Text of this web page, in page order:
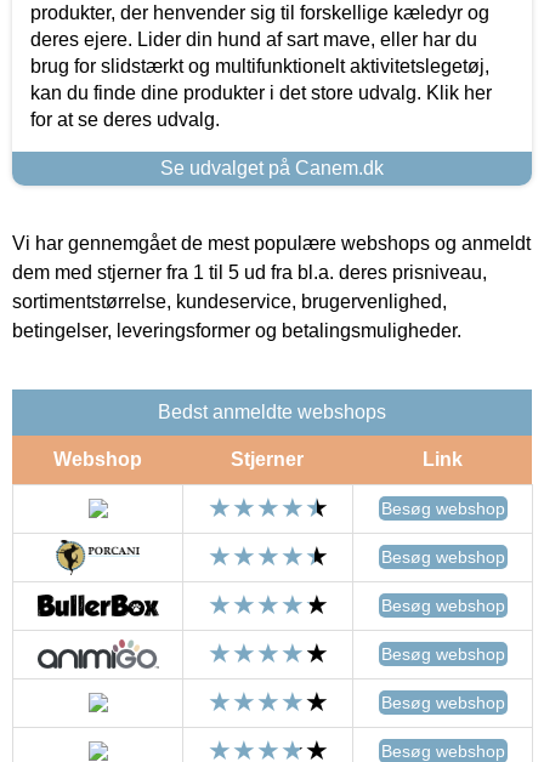
produkter, der henvender sig til forskellige kæledyr og
deres ejere. Lider din hund af sart mave, eller har du
brug for slidstærkt og multifunktionelt aktivitetslegetøj,
kan du finde dine produkter i det store udvalg. Klik her
for at se deres udvalg.
Se udvalget på Canem.dk
Vi har gennemgået de mest populære webshops og anmeldt
dem med stjerner fra 1 til 5 ud fra bl.a. deres prisniveau,
sortimentstørrelse, kundeservice, brugervenlighed,
betingelser, leveringsformer og betalingsmuligheder.
Bedst anmeldte webshops
Webshop Stjerner Link
Besøg webshop
Besøg webshop
Besøg webshop
Besøg webshop
Besøg webshop
Besøg webshop